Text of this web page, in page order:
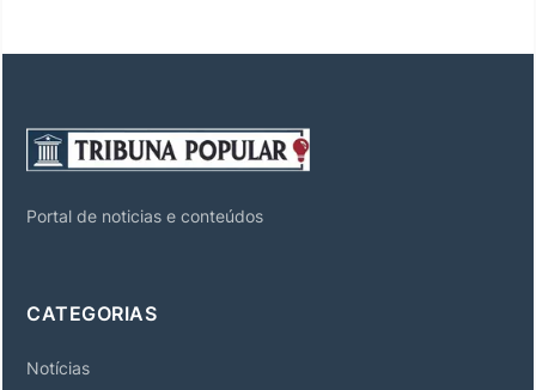
Portal de noticias e conteúdos
CATEGORIAS
Notícias